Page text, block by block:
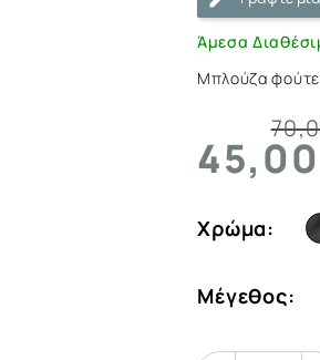
Άμεσα
Μπλούζα
Χρώμα:
Μέγεθος: